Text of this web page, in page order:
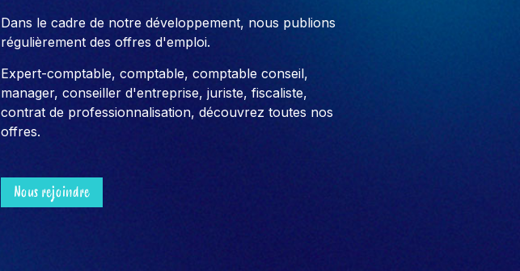
Dans le cadre de notre développement, nous publions
régulièrement des offres d'emploi.
Expert-comptable, comptable, comptable conseil,
manager, conseiller d'entreprise, juriste, fiscaliste,
contrat de professionnalisation, découvrez toutes nos
offres.
Nous rejoindre